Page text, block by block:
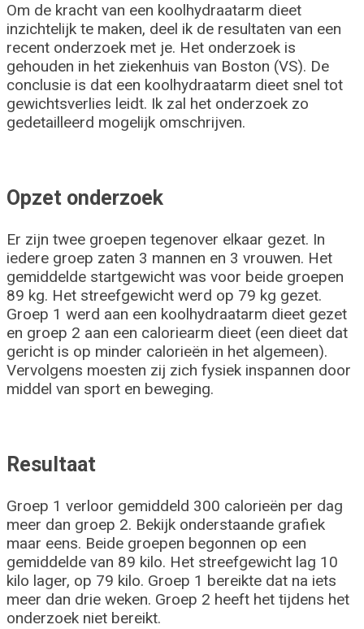
Om de kracht van een koolhydraatarm dieet
inzichtelijk te maken, deel ik de resultaten van een
recent onderzoek met je. Het onderzoek is
gehouden in het ziekenhuis van Boston (VS). De
conclusie is dat een koolhydraatarm dieet snel tot
gewichtsverlies leidt. Ik zal het onderzoek zo
gedetailleerd mogelijk omschrijven.
Opzet onderzoek
Er zijn twee groepen tegenover elkaar gezet. In
iedere groep zaten 3 mannen en 3 vrouwen. Het
gemiddelde startgewicht was voor beide groepen
89 kg. Het streefgewicht werd op 79 kg gezet.
Groep 1 werd aan een koolhydraatarm dieet gezet
en groep 2 aan een caloriearm dieet (een dieet dat
gericht is op minder calorieën in het algemeen).
Vervolgens moesten zij zich fysiek inspannen door
middel van sport en beweging.
Resultaat
Groep 1 verloor gemiddeld 300 calorieën per dag
meer dan groep 2. Bekijk onderstaande grafiek
maar eens. Beide groepen begonnen op een
gemiddelde van 89 kilo. Het streefgewicht lag 10
kilo lager, op 79 kilo. Groep 1 bereikte dat na iets
meer dan drie weken. Groep 2 heeft het tijdens het
onderzoek niet bereikt.